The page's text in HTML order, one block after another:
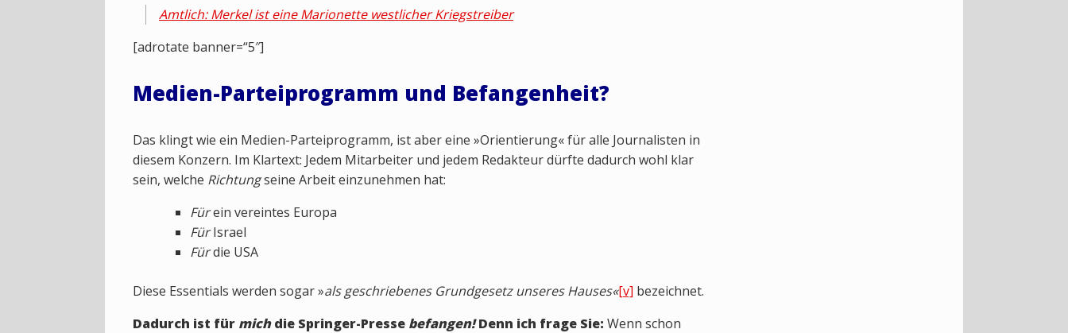
Amtlich: Merkel ist eine Marionette westlicher Kriegstreiber
[adrotate banner=“5″]
Medien-Parteiprogramm und Befangenheit?
Das klingt wie ein Medien-Parteiprogramm, ist aber eine »Orientierung« für alle Journalisten in
diesem Konzern. Im Klartext: Jedem Mitarbeiter und jedem Redakteur dürfte dadurch wohl klar
sein, welche Richtungseine Arbeit einzunehmen hat:
Fürein vereintes Europa
FürIsrael
Fürdie USA
Diese Essentials werden sogar »als geschriebenes Grundgesetz unseres Hauses«[v] bezeichnet.
Dadurch ist für michdie Springer-Presse befangen!Denn ich frage Sie: Wenn schon